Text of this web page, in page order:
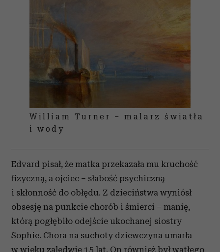
William Turner – malarz światła
i wody
Edvard pisał, że matka przekazała mu kruchość
fizyczną, a ojciec – słabość psychiczną
i skłonność do obłędu. Z dzieciństwa wyniósł
obsesję na punkcie chorób i śmierci – manię,
którą pogłębiło odejście ukochanej siostry
Sophie. Chora na suchoty dziewczyna umarła
w wieku zaledwie 15 lat. On również był wątłego